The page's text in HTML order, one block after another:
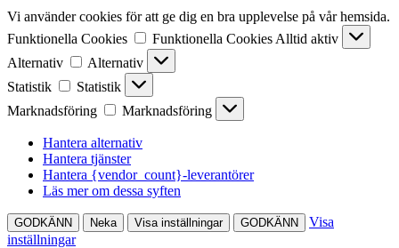
Vi använder cookies för att ge dig en bra upplevelse på vår hemsida.
Funktionella Cookies
Funktionella Cookies Alltid aktiv
Alternativ
Alternativ
Statistik
Statistik
Marknadsföring
Marknadsföring
Hantera alternativ
Hantera tjänster
Hantera {vendor_count}-leverantörer
Läs mer om dessa syften
GODKÄNN Neka Visa inställningar GODKÄNN
Visa
inställningar